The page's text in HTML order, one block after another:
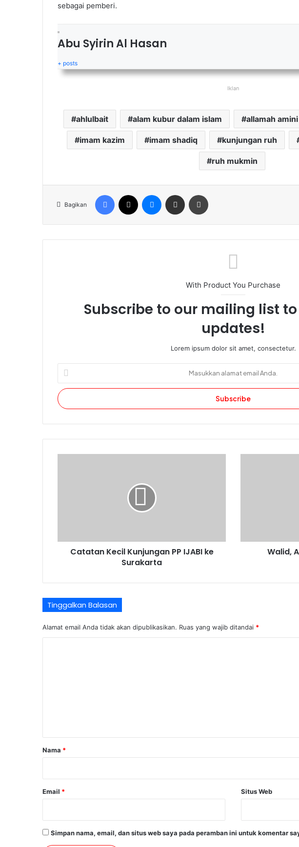
sebagai pemberi.
Abu Syirin Al Hasan
+ posts
Iklan
ahlulbait alam kubur dalam islam allamah amini
imam kazim imam shadiq kunjungan ruh
ruh mukmin
Bagikan
Facebook Messenger
Share via Email
With Product You Purchase
Subscribe to our mailing list
updates!
Lorem ipsum dolor sit amet, consectetur.
alamat
email
Anda.
Catatan Kecil Kunjungan PP IJABI ke
Surakarta
Walid,
Tinggalkan Balasan
Alamat email Anda tidak akan dipublikasikan. Ruas yang wajib ditandai *
rNama *
Email * Situs Web
Simpan nama, email, dan situs web saya pada peramban ini untuk komentar